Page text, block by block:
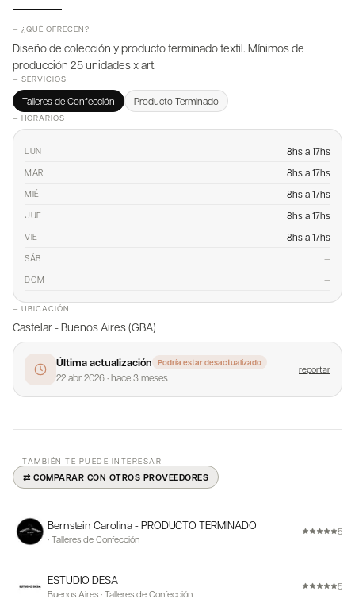
— ¿QUÉ OFRECEN?
Diseño de colección y producto terminado textil. Mínimos de
producción 25 unidades x art.
— SERVICIOS
Talleres de Confección Producto Terminado
— HORARIOS
LUN 8hs a 17hs
MAR 8hs a 17hs
MIÉ 8hs a 17hs
JUE 8hs a 17hs
VIE 8hs a 17hs
SÁB —
DOM —
— UBICACIÓN
Castelar - Buenos Aires (GBA)
Última actualización Podría estar desactualizado
22 abr 2026·hace 3 meses
reportar
— TAMBIÉN TE PUEDE INTERESAR
⇄ COMPARAR CON OTROS PROVEEDORES
Bernstein Carolina - PRODUCTO TERMINADO
· Talleres de Confección
5
ESTUDIO DESA
Buenos Aires · Talleres de Confección
5